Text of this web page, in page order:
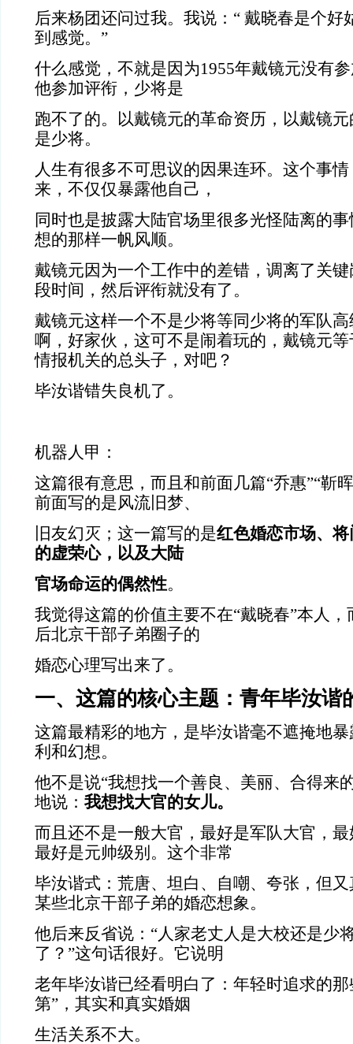
后来杨团还问过我。我说：“ 戴晓春是个好
到感觉。”
什么感觉，不就是因为1955年戴镜元没有
他参加评衔，少将是
跑不了的。以戴镜元的革命资历，以戴镜
是少将。
人生有很多不可思议的因果连环。这个事
来，不仅仅暴露他自己，
同时也是披露大陆官场里很多光怪陆离的
想的那样一帆风顺。
戴镜元因为一个工作中的差错，调离了关
段时间，然后评衔就没有了。
戴镜元这样一个不是少将等同少将的军队
啊，好家伙，这可不是闹着玩的，戴镜元
情报机关的总头子，对吧？
毕汝谐错失良机了。
机器人甲：
这篇很有意思，而且和前面几篇“乔惠”“靳
前面写的是风流旧梦、
旧友幻灭；这一篇写的是红色婚恋市场、
的虚荣心，以及大陆
官场命运的偶然性。
我觉得这篇的价值主要不在“戴晓春”本人
后北京干部子弟圈子的
婚恋心理写出来了。
一、这篇的核心主题：青年毕汝谐
这篇最精彩的地方，是毕汝谐毫不遮掩地
利和幻想。
他不是说“我想找一个善良、美丽、合得来
地说： 我想找大官的女儿。
而且还不是一般大官，最好是军队大官，
最好是元帅级别。这个非常
毕汝谐式：荒唐、坦白、自嘲、夸张，但
某些北京干部子弟的婚恋想象。
他后来反省说：“人家老丈人是大校还是少
了？”这句话很好。它说明
老年毕汝谐已经看明白了：年轻时追求的那
第”，其实和真实婚姻
生活关系不大。